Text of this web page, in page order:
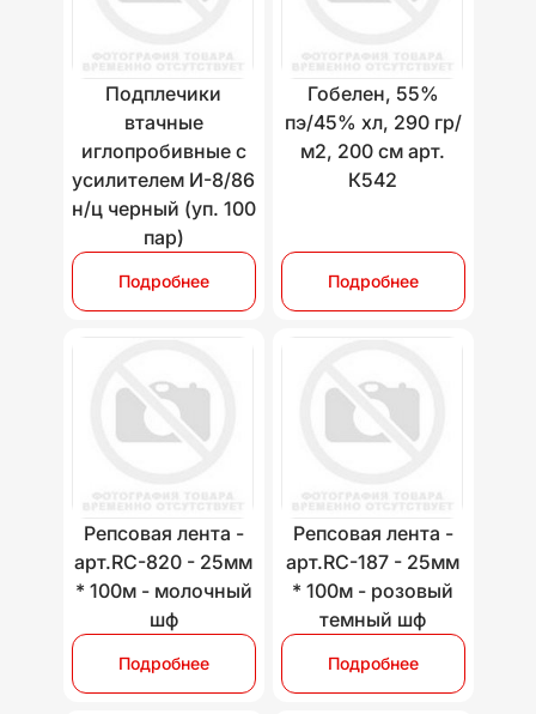
Подплечики
втачные
иглопробивные с
усилителем И-8/86
н/ц черный (уп. 100
пар)
Подробнее
Гобелен, 55%
пэ/45% хл, 290 гр/
м2, 200 см арт.
К542
Подробнее
Репсовая лента -
арт.RC-820 - 25мм
* 100м - молочный
шф
Подробнее
Репсовая лента -
арт.RC-187 - 25мм
* 100м - розовый
темный шф
Подробнее